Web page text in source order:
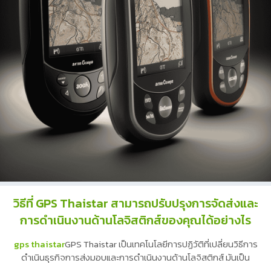
วิธีที่ GPS Thaistar สามารถปรับปรุงการจัดส่งและ
การดำเนินงานด้านโลจิสติกส์ของคุณได้อย่างไร
gps thaistarGPS Thaistar เป็นเทคโนโลยีการปฏิวัติที่เปลี่ยนวิธีการ